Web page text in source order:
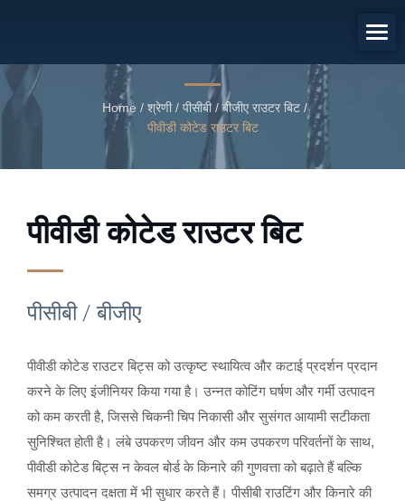
Home / श्रेणी / पीसीबी / बीजीए राउटर बिट /
पीवीडी कोटेड राउटर बिट
पीवीडी कोटेड राउटर बिट
पीसीबी / बीजीए
पीवीडी कोटेड राउटर बिट्स को उत्कृष्ट स्थायित्व और कटाई प्रदर्शन प्रदान
करने के लिए इंजीनियर किया गया है। उन्नत कोटिंग घर्षण और गर्मी उत्पादन
को कम करती है, जिससे चिकनी चिप निकासी और सुसंगत आयामी सटीकता
सुनिश्चित होती है। लंबे उपकरण जीवन और कम उपकरण परिवर्तनों के साथ,
पीवीडी कोटेड बिट्स न केवल बोर्ड के किनारे की गुणवत्ता को बढ़ाते हैं बल्कि
समग्र उत्पादन दक्षता में भी सुधार करते हैं। पीसीबी राउटिंग और किनारे की